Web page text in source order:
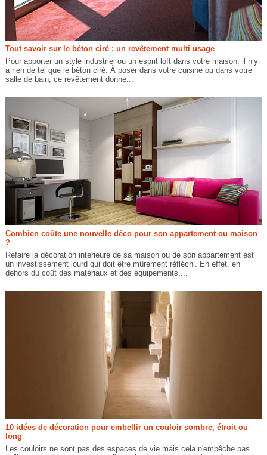
Tout savoir sur le béton ciré : un revêtement multi usage
Pour apporter un style industriel ou un esprit loft dans votre maison, il n’y
a rien de tel que le béton ciré. À poser dans votre cuisine ou dans votre
salle de bain, ce revêtement donne...
Combien coûte une nouvelle déco pour son appartement ou maison
?
Refaire la décoration intérieure de sa maison ou de son appartement est
un investissement lourd qui doit être mûrement réfléchi. En effet, en
dehors du coût des matériaux et des équipements,...
10 idées de décoration pour embellir un couloir sombre, étroit ou
long
Les couloirs ne sont pas des espaces de vie mais cela n'empêche pas